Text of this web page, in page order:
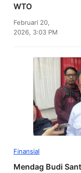
WTO
Februari 20,
2026, 3:03 PM
Finansial
Mendag Budi